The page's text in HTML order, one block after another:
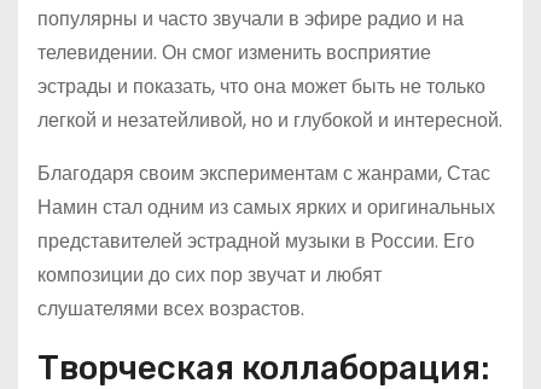
популярны и часто звучали в эфире радио и на
телевидении. Он смог изменить восприятие
эстрады и показать, что она может быть не только
легкой и незатейливой, но и глубокой и интересной.
Благодаря своим экспериментам с жанрами, Стас
Намин стал одним из самых ярких и оригинальных
представителей эстрадной музыки в России. Его
композиции до сих пор звучат и любят
слушателями всех возрастов.
Творческая коллаборация: